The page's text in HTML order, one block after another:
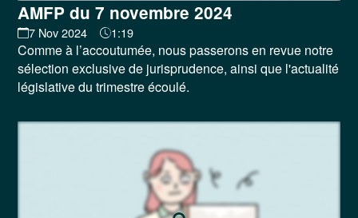
AMFP du 7 novembre 2024
7 Nov 2024 1:19
Comme à l’accoutumée, nous passerons en revue notre
sélection exclusive de jurisprudence, ainsi que l'actualité
législative du trimestre écoulé.